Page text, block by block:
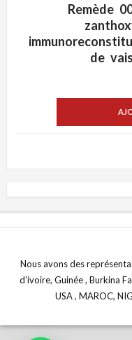
Remède
de
Nous avons des
d’ivoire, Guinée , Burkina
USA , MAROC,